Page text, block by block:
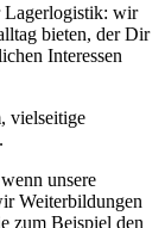
Lagerlogistik: wir
bieten, der Dir
Interessen
vielseitige
unsere
Weiterbildungen
zum Beispiel den